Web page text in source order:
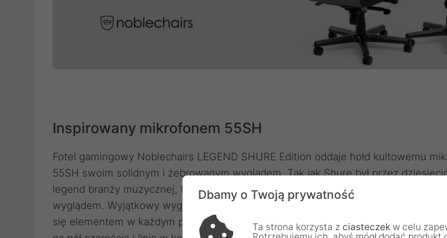
Inspirowany mikrofonem 55SH
Fotel gamingowy Noblechairs LEGEND SHURE Edition oddaje hołd kultowemu
55SH swoim solidnym i żebrowanym wyglądem. Tak jak Shure był przez
legend branży muzycznej, tak i ten fotel gamingowy charakteryzuje się tym
wyglądem. Wyjątkowy wygląd krzesła inspirowany Unidyne wyróżnia go, czyniąc
się elementem w każdym pomieszczeniu. Tył krzesła przedstawia zarys modelu
Dbamy o Twoją prywatność
Ta strona korzysta z ciasteczek w celu